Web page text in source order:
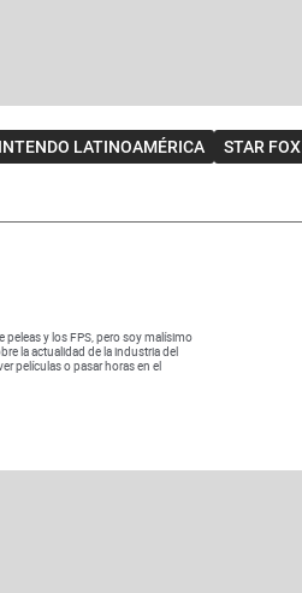
LATINOAMÉRICA
STAR FOX
y los FPS, pero soy malísimo
la actualidad de la industria del
películas o pasar horas en el